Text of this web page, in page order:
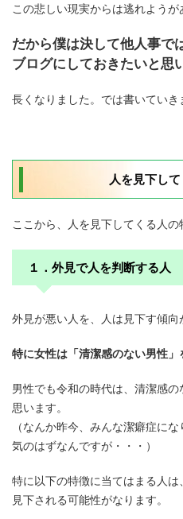
この悲しい現実からは逃れようが
だから僕は決して他人事で
ブログにしておきたいと思
長くなりました。では書いていき
人を見下し
ここから、人を見下してくる人
１．外見で人を判断する人
外見が悪い人を、人は見下す傾向
特に女性は「清潔感のない男性」
男性でも令和の時代は、清潔感
思います。
（なんか昨今、みんな潔癖症に
気のはずなんですが・・・）
特に以下の特徴に当てはまる人は、
見下される可能性がなります。